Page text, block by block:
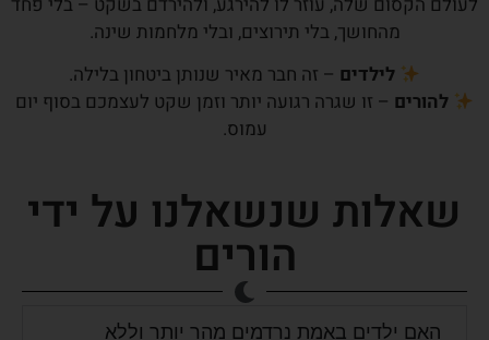
כל דמות מגיעה עם ספרון סיפור מקורי שמחבר את הילד
מהחושך, בלי תירוצים, ובלי מלחמות שינה.
– זה חבר מאיר שנותן ביטחון בלילה.
שאלות שנשאלנו על ידי
הורים